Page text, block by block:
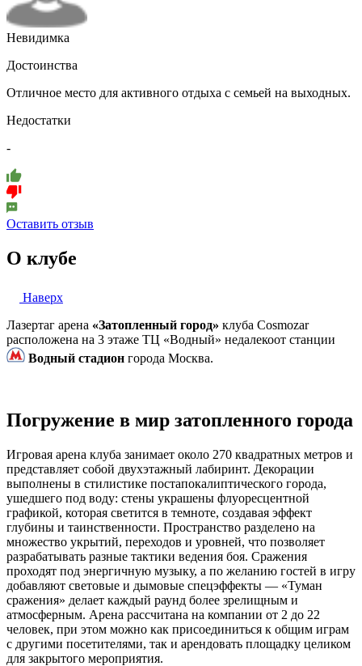
Невидимка
Достоинства
Отличное место для активного отдыха с семьей на выходных.
Недостатки
-
Оставить отзыв
О клубе
Наверх
Лазертаг арена «Затопленный город» клуба Cosmozar
расположена на 3 этаже ТЦ «Водный» недалекоот станции
Водный стадион города Москва.
Погружение в мир затопленного города
Игровая арена клуба занимает около 270 квадратных метров и
представляет собой двухэтажный лабиринт. Декорации
выполнены в стилистике постапокалиптического города,
ушедшего под воду: стены украшены флуоресцентной
графикой, которая светится в темноте, создавая эффект
глубины и таинственности. Пространство разделено на
множество укрытий, переходов и уровней, что позволяет
разрабатывать разные тактики ведения боя. Сражения
проходят под энергичную музыку, а по желанию гостей в игру
добавляют световые и дымовые спецэффекты — «Туман
сражения» делает каждый раунд более зрелищным и
атмосферным. Арена рассчитана на компании от 2 до 22
человек, при этом можно как присоединиться к общим играм
с другими посетителями, так и арендовать площадку целиком
для закрытого мероприятия.